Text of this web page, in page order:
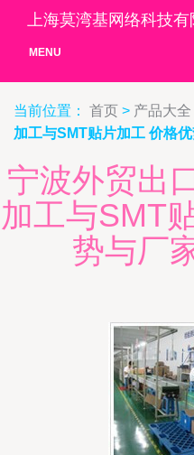
上海莫湾基网络科技有
MENU
当前位置： 首页 > 产品大全
加工与SMT贴片加工 价格
宁波外贸出
加工与SMT
势与厂